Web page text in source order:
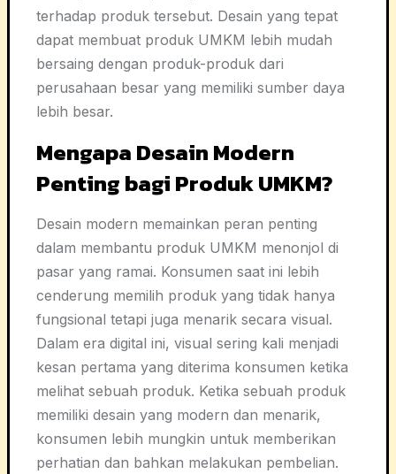
terhadap produk tersebut. Desain yang tepat
dapat membuat produk UMKM lebih mudah
bersaing dengan produk-produk dari
perusahaan besar yang memiliki sumber daya
lebih besar.
Mengapa Desain Modern
Penting bagi Produk UMKM?
Desain modern memainkan peran penting
dalam membantu produk UMKM menonjol di
pasar yang ramai. Konsumen saat ini lebih
cenderung memilih produk yang tidak hanya
fungsional tetapi juga menarik secara visual.
Dalam era digital ini, visual sering kali menjadi
kesan pertama yang diterima konsumen ketika
melihat sebuah produk. Ketika sebuah produk
memiliki desain yang modern dan menarik,
konsumen lebih mungkin untuk memberikan
perhatian dan bahkan melakukan pembelian.